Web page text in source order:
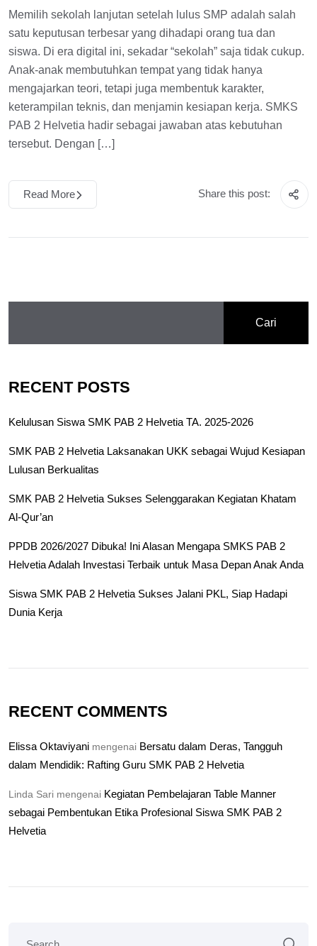
Memilih sekolah lanjutan setelah lulus SMP adalah salah
satu keputusan terbesar yang dihadapi orang tua dan
siswa. Di era digital ini, sekadar “sekolah” saja tidak cukup.
Anak-anak membutuhkan tempat yang tidak hanya
mengajarkan teori, tetapi juga membentuk karakter,
keterampilan teknis, dan menjamin kesiapan kerja. SMKS
PAB 2 Helvetia hadir sebagai jawaban atas kebutuhan
tersebut. Dengan […]
Read More Share this post:
Cari
RECENT POSTS
Kelulusan Siswa SMK PAB 2 Helvetia TA. 2025-2026
SMK PAB 2 Helvetia Laksanakan UKK sebagai Wujud Kesiapan
Lulusan Berkualitas
SMK PAB 2 Helvetia Sukses Selenggarakan Kegiatan Khatam
Al-Qur’an
PPDB 2026/2027 Dibuka! Ini Alasan Mengapa SMKS PAB 2
Helvetia Adalah Investasi Terbaik untuk Masa Depan Anak Anda
Siswa SMK PAB 2 Helvetia Sukses Jalani PKL, Siap Hadapi
Dunia Kerja
RECENT COMMENTS
Elissa Oktaviyani mengenai Bersatu dalam Deras, Tangguh
dalam Mendidik: Rafting Guru SMK PAB 2 Helvetia
Linda Sari mengenai Kegiatan Pembelajaran Table Manner
sebagai Pembentukan Etika Profesional Siswa SMK PAB 2
Helvetia